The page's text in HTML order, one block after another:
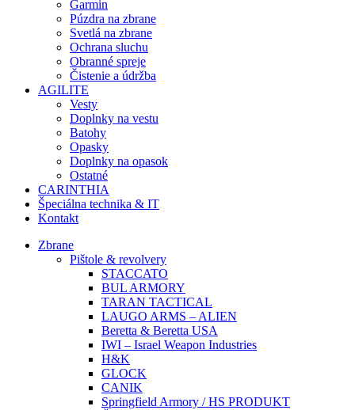
Garmin
Púzdra na zbrane
Svetlá na zbrane
Ochrana sluchu
Obranné spreje
Čistenie a údržba
AGILITE
Vesty
Doplnky na vestu
Batohy
Opasky
Doplnky na opasok
Ostatné
CARINTHIA
Špeciálna technika & IT
Kontakt
Zbrane
Pištole & revolvery
STACCATO
BUL ARMORY
TARAN TACTICAL
LAUGO ARMS – ALIEN
Beretta & Beretta USA
IWI – Israel Weapon Industries
H&K
GLOCK
CANIK
Springfield Armory / HS PRODUKT